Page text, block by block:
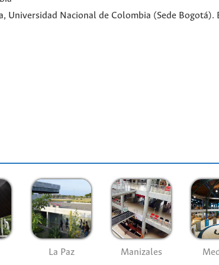
Nacional de Colombia (Sede Bogotá).
La Paz Manizales